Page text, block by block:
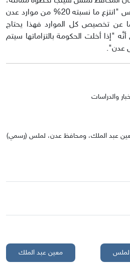
أشار فهد الخليفي إلى أنّ لملس "انتزع ما نسبته 20% من موارد عدن
عن تخصيص كل الموارد فهذا يحتاج
"إذا أخلت الحكومة بالتزاماتها سيتم
عدن".
معين عبد الملك، ومحافظ عدن، لملس (رسمي)
لملس معين عبد الملك